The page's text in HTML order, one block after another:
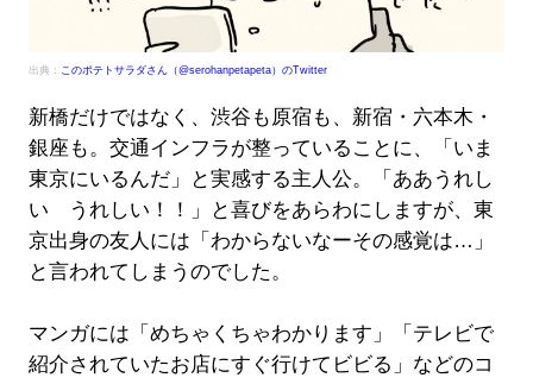
出典： このポテトサラダさん（@serohanpetapeta）のTwitter
新橋だけではなく、渋谷も原宿も、新宿・六本木・
銀座も。交通インフラが整っていることに、「いま
東京にいるんだ」と実感する主人公。「ああうれし
い うれしい！！」と喜びをあらわにしますが、東
京出身の友人には「わからないなーその感覚は…」
と言われてしまうのでした。
マンガには「めちゃくちゃわかります」「テレビで
紹介されていたお店にすぐ行けてビビる」などのコ